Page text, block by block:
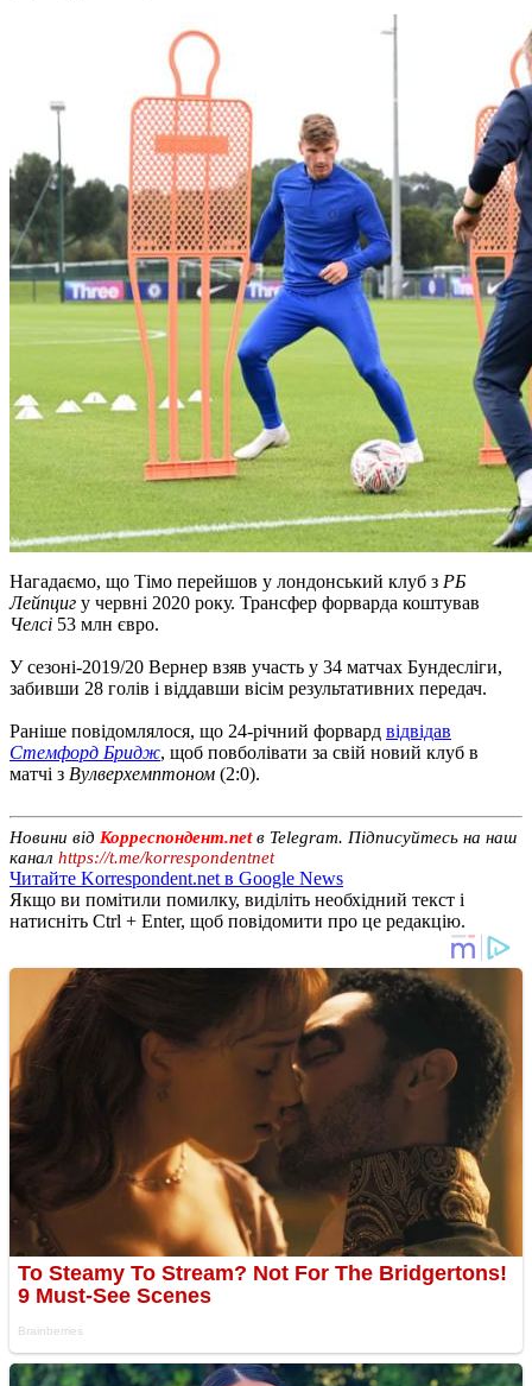
Нагадаємо, що Тімо перейшов у лондонський клуб з РБ
Лейпциг у червні 2020 року. Трансфер форварда коштував
Челсі 53 млн євро.
У сезоні-2019/20 Вернер взяв участь у 34 матчах Бундесліги,
забивши 28 голів і віддавши вісім результативних передач.
Раніше повідомлялося, що 24-річний форвард відвідав
Стемфорд Бридж, щоб повболівати за свій новий клуб в
матчі з Вулверхемптоном (2:0).
Новини від Корреспондент.netв Telegram. Підписуйтесь на наш
канал https://t.me/korrespondentnet
Читайте Korrespondent.net в Google News
Якщо ви помітили помилку, виділіть необхідний текст і
натисніть Ctrl + Enter, щоб повідомити про це редакцію.